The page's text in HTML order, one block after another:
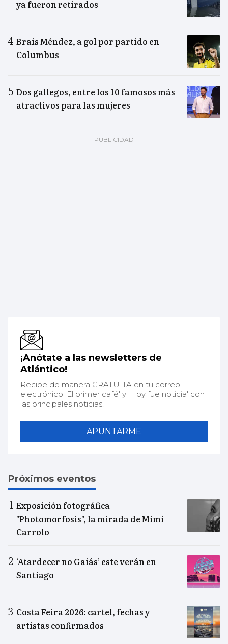
ya fueron retirados
Brais Méndez, a gol por partido en
Columbus
Dos gallegos, entre los 10 famosos más
atractivos para las mujeres
¡Anótate a las newsletters de
Atlántico!
Recibe de manera GRATUITA en tu correo
electrónico 'El primer café' y 'Hoy fue noticia' con
las principales noticias.
APUNTARME
Próximos eventos
Exposición fotográfica
"Photomorfosis", la mirada de Mimi
Carrolo
‘Atardecer no Gaiás’ este verán en
Santiago
Costa Feira 2026: cartel, fechas y
artistas confirmados